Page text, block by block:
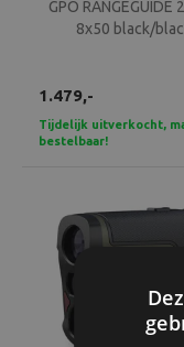
GPO RANGEGUIDE
8x50 black/
1.479,-
Tijdelijk uitverkocht,
bestelbaar!